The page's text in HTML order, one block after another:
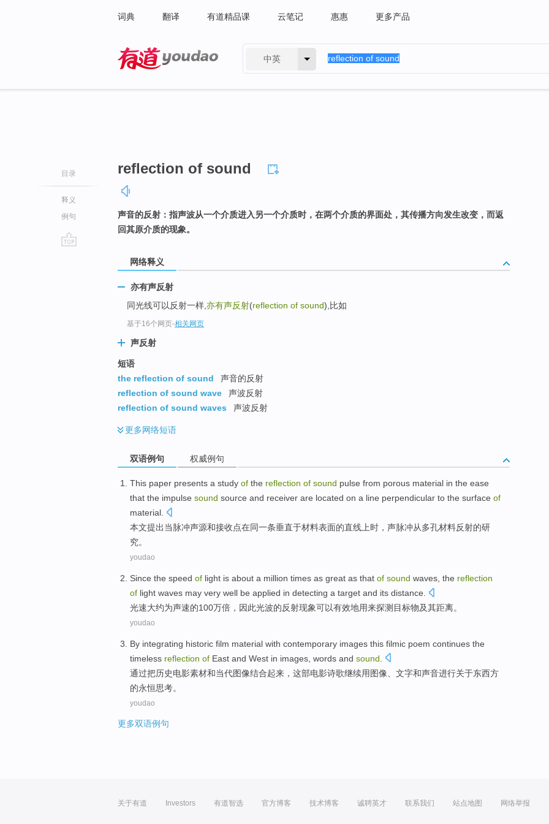
词典 翻译 有道精品课 云笔记 惠惠 更多产品
中英
目录
释义
例句
reflection of sound
声音的反射：指声波从一个介质进入另一个介质时，在两个介质的界面处，其传播方向发生改变，而返
回其原介质的现象。
网络释义
亦有声反射
同光线可以反射一样, 亦有声反射(reflection of sound),比如
基于16个网页-相关网页
声反射
短语
the reflection of sound
声音的反射
reflection of sound wave
声波反射
reflection of sound waves
声波反射
更多网络短语
双语例句 权威例句
This paper presents a study of the reflection of sound pulse from porous material in the ease
that the impulse sound source and receiver are located on a line perpendicular to the surface of
material
本文提出当 脉冲声源和接收点在同一条垂直于材料表面的直线 上时， 声脉冲从多孔材料反射的研
究。
youdao
Since the speed of light is about a million times as great as that of sound waves , the reflection
of light waves may very well be applied in detecting a target and its distance
光速大约为声速的100万倍 ，因此光波的反射现象可以有效地用来探测 目标物及其距离。
youdao
By integrating historic film material with contemporary images this filmic poem continues the
timeless reflection of East and West in images, words and sound
通过把历史电影素材和当代图像结合起来， 这部电影诗歌继续用图像、 文字和声音进行关于东西方
的永恒思考。
youdao
更多双语例句
关于有道 Investors 有道智选 官方博客 技术博客 诚聘英才 联系我们 站点地图 网络举报